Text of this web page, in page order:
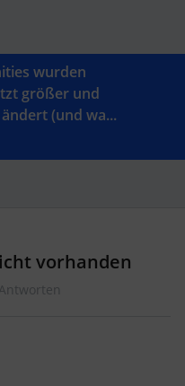
wurden
größer und
(und wa...
vorhanden